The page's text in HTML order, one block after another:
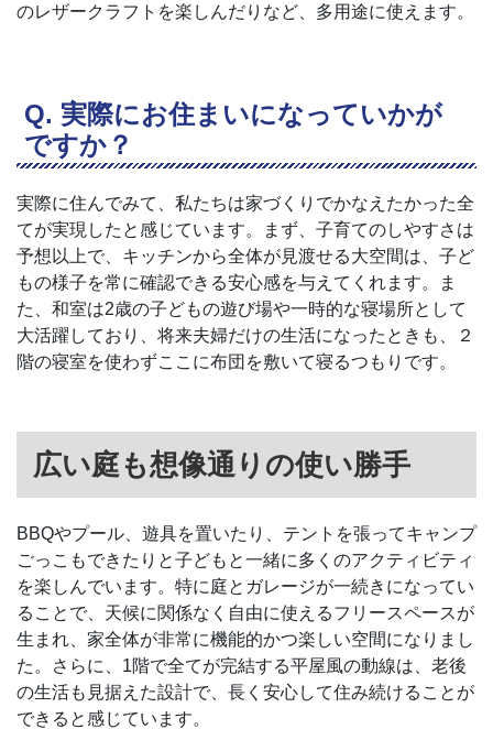
のレザークラフトを楽しんだりなど、多用途に使えます。
実際にお住まいになっていかが
ですか？
実際に住んでみて、私たちは家づくりでかなえたかった全
てが実現したと感じています。まず、子育てのしやすさは
予想以上で、キッチンから全体が見渡せる大空間は、子ど
もの様子を常に確認できる安心感を与えてくれます。ま
た、和室は2歳の子どもの遊び場や一時的な寝場所として
大活躍しており、将来夫婦だけの生活になったときも、２
階の寝室を使わずここに布団を敷いて寝るつもりです。
広い庭も想像通りの使い勝手
BBQやプール、遊具を置いたり、テントを張ってキャンプ
ごっこもできたりと子どもと一緒に多くのアクティビティ
を楽しんでいます。特に庭とガレージが一続きになってい
ることで、天候に関係なく自由に使えるフリースペースが
生まれ、家全体が非常に機能的かつ楽しい空間になりまし
た。さらに、1階で全てが完結する平屋風の動線は、老後
の生活も見据えた設計で、長く安心して住み続けることが
できると感じています。